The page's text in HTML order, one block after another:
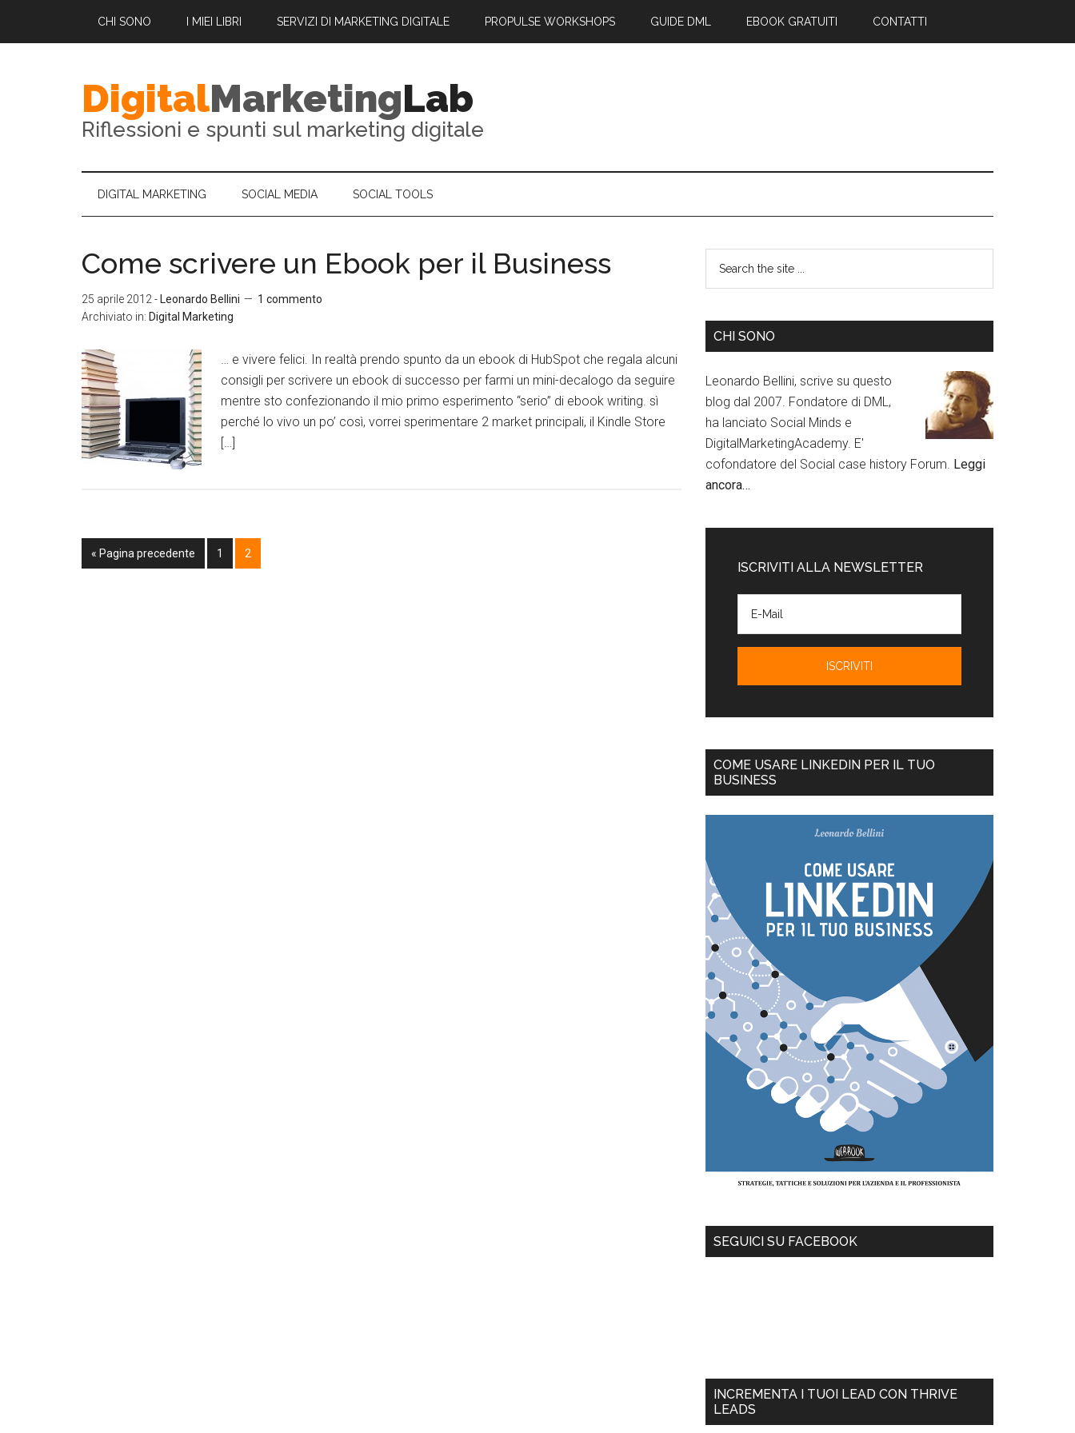
CHI SONO I MIEI LIBRI SERVIZI DI MARKETING DIGITALE PROPULSE WORKSHOPS GUIDE DML EBOOK GRATUITI CONTATTI
DigitalMarketingLab
Riflessioni e spunti sul marketing digitale
DIGITAL MARKETING SOCIAL MEDIA SOCIAL TOOLS
Come scrivere un Ebook per il Business
25 aprile 2012 - Leonardo Bellini
1 commento
Archiviato in: Digital Marketing
… e vivere felici. In realtà prendo spunto da un ebook di HubSpot che regala alcuni
consigli per scrivere un ebook di successo per farmi un mini-decalogo da seguire
mentre sto confezionando il mio primo esperimento “serio” di ebook writing. sì
perché lo vivo un po’ così, vorrei sperimentare 2 market principali, il Kindle Store
[…]
« Pagina precedente 1 2
CHI SONO
Leonardo Bellini, scrive su questo
blog dal 2007. Fondatore di DML,
ha lanciato Social Minds e
DigitalMarketingAcademy. E'
cofondatore del Social case history Forum. Leggi
ancora…
ISCRIVITI ALLA NEWSLETTER
COME USARE LINKEDIN PER IL TUO
BUSINESS
SEGUICI SU FACEBOOK
INCREMENTA I TUOI LEAD CON THRIVE
LEADS
Il sito wwb “digitalmarketinglab.it” vorrebbe
Powered by